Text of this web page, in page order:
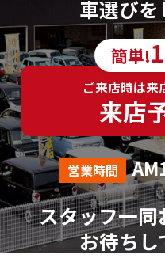
車選びを
簡単!
ご来店時は来
来店
営業時間
スタッフ一
お待ちし